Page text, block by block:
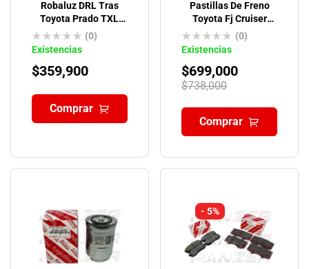
Robaluz DRL Tras
Toyota Prado TXL
2010-2024
(0)
Existencias
$359,900
Comprar
Pastillas De Freno
Toyota Fj Cruiser
Originales
(0)
Existencias
$738,000
$699,000
Comprar
- 5%